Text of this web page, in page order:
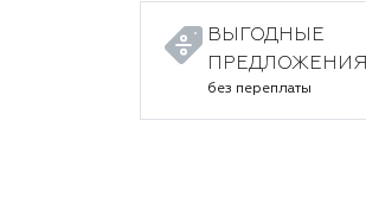
ВЫГОДНЫЕ
ПРЕДЛОЖЕНИЯ
без переплаты